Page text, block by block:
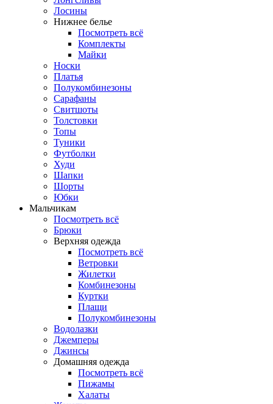
Лосины
Нижнее белье
Посмотреть всё
Комплекты
Майки
Носки
Платья
Полукомбинезоны
Сарафаны
Свитшоты
Толстовки
Топы
Туники
Футболки
Худи
Шапки
Шорты
Юбки
Мальчикам
Посмотреть всё
Брюки
Верхняя одежда
Посмотреть всё
Ветровки
Жилетки
Комбинезоны
Куртки
Плащи
Полукомбинезоны
Водолазки
Джемперы
Джинсы
Домашняя одежда
Посмотреть всё
Пижамы
Халаты